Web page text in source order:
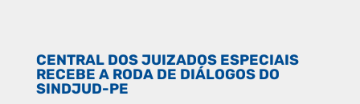
CENTRAL DOS JUIZADOS ESPECIAIS
RECEBE A RODA DE DIÁLOGOS DO
SINDJUD-PE